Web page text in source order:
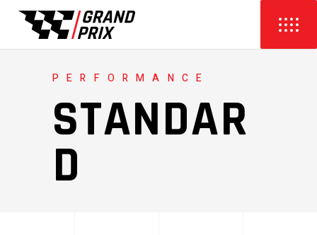
PERFORMANCE
STANDAR
D